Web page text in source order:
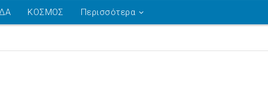
ΚΟΣΜΟΣ Περισσότερα